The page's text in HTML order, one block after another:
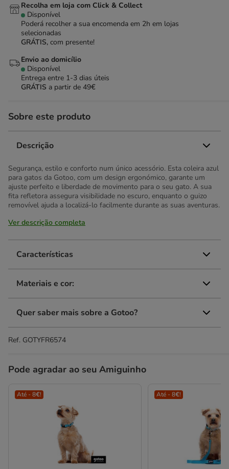
Recolha em loja com Click & Collect
Disponível
Poderá recolher a sua encomenda em 2h em lojas
selecionadas
GRÁTIS, com presente!
Envio ao domicílio
Disponível
Entrega entre 1-3 dias úteis
GRÁTIS a partir de 49€
Sobre este produto
Descrição
Segurança, estilo e conforto num único acessório. Esta coleira azul
para gatos da Gotoo, com um design ergonómico, garante um
ajuste perfeito e liberdade de movimento para o seu gato. A sua
fita refletora assegura visibilidade no escuro, enquanto o guizo
removível ajuda a localizá-lo facilmente durante as suas aventuras.
Ver descrição completa
Características
Materiais e cor:
Quer saber mais sobre a Gotoo?
Ref. GOTYFR6574
Pode agradar ao seu Amiguinho
Até - 8€! Até - 8€!